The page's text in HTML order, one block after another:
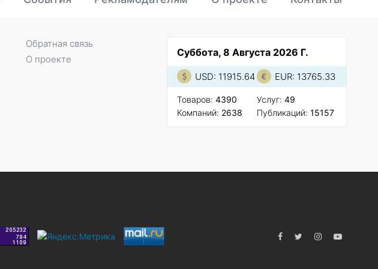
Суббота, 8 Августа 2026 Г.
USD: 11915.64 EUR: 13765.33
Товаров: 4390
Компаний: 2638
Услуг: 49
Публикаций: 15157
Обратная связь
О проекте